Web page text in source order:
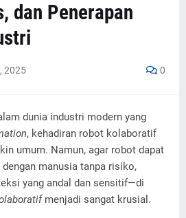
dan Penerapan
2025 0
dunia industri modern yang
, kehadiran robot kolaboratif
umum. Namun, agar robot dapat
manusia tanpa risiko,
yang andal dan sensitif—di
menjadi sangat krusial.